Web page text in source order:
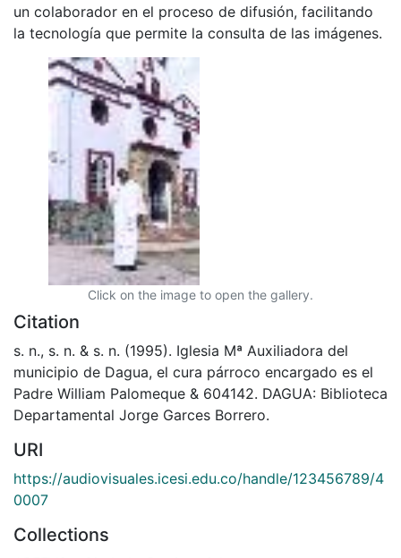
un colaborador en el proceso de difusión, facilitando
la tecnología que permite la consulta de las imágenes.
Click on the image to open the gallery.
Citation
s. n., s. n. & s. n. (1995). Iglesia Mª Auxiliadora del
municipio de Dagua, el cura párroco encargado es el
Padre William Palomeque & 604142. DAGUA: Biblioteca
Departamental Jorge Garces Borrero.
URI
https://audiovisuales.icesi.edu.co/handle/123456789/4
0007
Collections